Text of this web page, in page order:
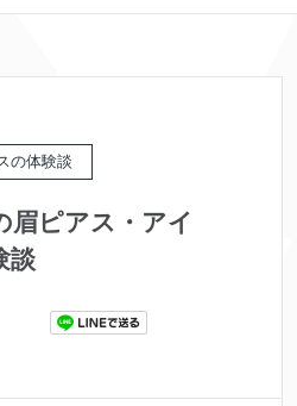
の体験談
眉ピアス・アイ
談